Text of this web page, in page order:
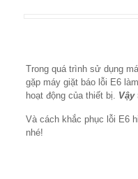
Trong quá trình sử dụng
gặp máy giặt báo lỗi E6
hoạt động của thiết bị. Vậy
Và cách khắc phục lỗi E6
nhé!